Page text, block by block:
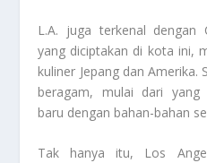
L.A. juga terkenal dengan
yang diciptakan di kota ini,
kuliner Jepang dan Amerika.
beragam, mulai dari yang
baru dengan bahan-bahan
Tak hanya itu, Los